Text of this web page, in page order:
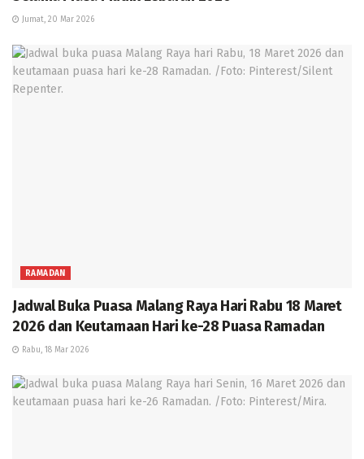
Jumat, 20 Mar 2026
RAMADAN
Jadwal Buka Puasa Malang Raya Hari Rabu 18 Maret
2026 dan Keutamaan Hari ke-28 Puasa Ramadan
Rabu, 18 Mar 2026